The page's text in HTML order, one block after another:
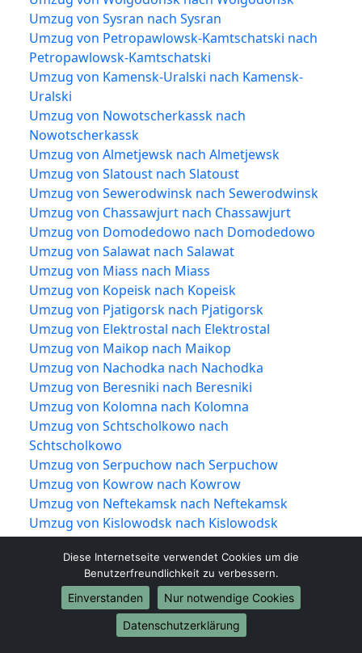
Umzug von Sysran nach Sysran
Umzug von Petropawlowsk-Kamtschatski nach
Petropawlowsk-Kamtschatski
Umzug von Kamensk-Uralski nach Kamensk-
Uralski
Umzug von Nowotscherkassk nach
Nowotscherkassk
Umzug von Almetjewsk nach Almetjewsk
Umzug von Slatoust nach Slatoust
Umzug von Sewerodwinsk nach Sewerodwinsk
Umzug von Chassawjurt nach Chassawjurt
Umzug von Domodedowo nach Domodedowo
Umzug von Salawat nach Salawat
Umzug von Miass nach Miass
Umzug von Kopeisk nach Kopeisk
Umzug von Pjatigorsk nach Pjatigorsk
Umzug von Elektrostal nach Elektrostal
Umzug von Maikop nach Maikop
Umzug von Nachodka nach Nachodka
Umzug von Beresniki nach Beresniki
Umzug von Kolomna nach Kolomna
Umzug von Schtscholkowo nach
Schtscholkowo
Umzug von Serpuchow nach Serpuchow
Umzug von Kowrow nach Kowrow
Umzug von Neftekamsk nach Neftekamsk
Umzug von Kislowodsk nach Kislowodsk
Umzug von Bataisk nach Bataisk
Umzug von Rubzowsk nach Rubzowsk
Umzug von Obninsk nach Obninsk
Umzug von Kysyl nach Kysyl
Umzug von Derbent nach Derbent
Umzug von Neftejugansk nach Neftejugansk
Diese Internetseite verwendet Cookies um die
Benutzerfreundlichkeit zu verbessern.
Einverstanden
Nur notwendige Cookies
Datenschutzerklärung